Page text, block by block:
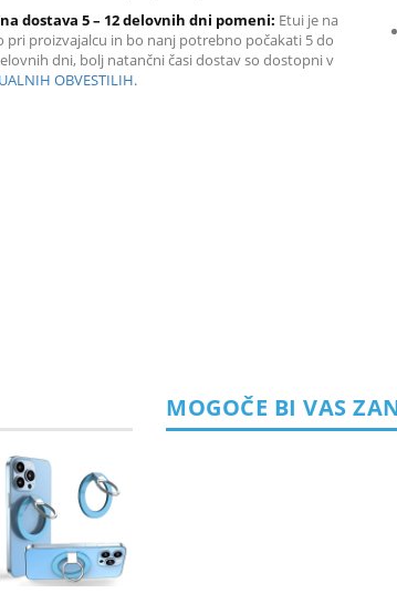
dostava 5 – 12 delovnih dni pomeni: Etui je na
pri proizvajalcu in bo nanj potrebno počakati 5 do
dni, bolj natančni časi dostav so dostopni v
OBVESTILIH.
MOGOČE BI VAS